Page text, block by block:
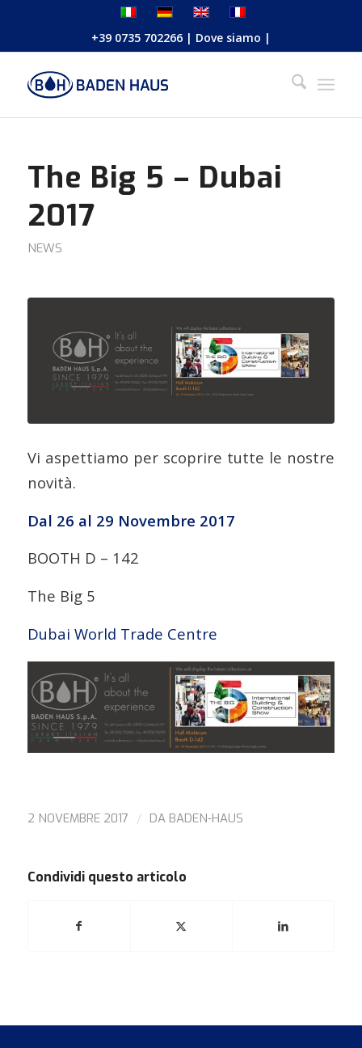
+39 0735 702266| Dove siamo |
The Big 5 – Dubai
2017
NEWS
Vi aspettiamo per scoprire tutte le nostre
novità.
Dal 26 al 29 Novembre 2017
BOOTH D – 142
The Big 5
Dubai World Trade Centre
2 NOVEMBRE 2017 / DA BADEN-HAUS
Condividi questo articolo